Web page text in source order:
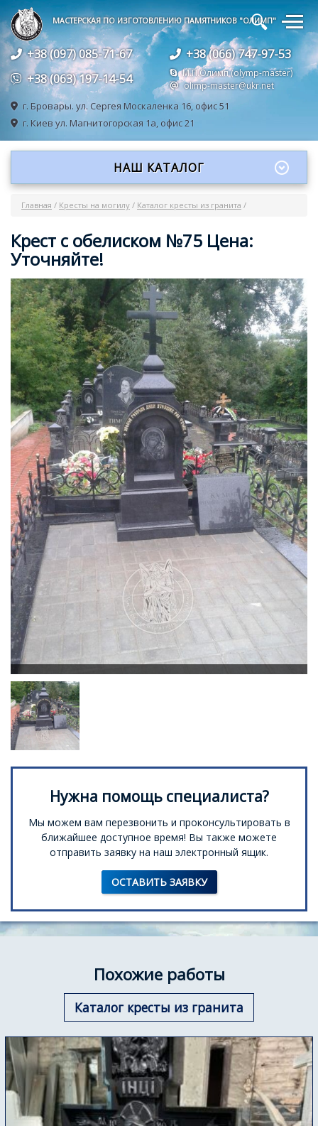
🔍
МАСТЕРСКАЯ ПО ИЗГОТОВЛЕНИЮ ПАМЯТНИКОВ "ОЛИМП"
+38 (097) 085-71-67
+38 (063) 197-14-54
+38 (066) 747-97-53
М.П.Олимп (olymp-master)
olimp-master@ukr.net
г. Бровары. ул. Сергея Москаленка 16, офис 51
г. Киев ул. Магнитогорская 1а, офис 21
Главная / Кресты на могилу / Каталог кресты из гранита /
Крест с обелиском №75 Цена:
Уточняйте!
Нужна помощь специалиста?
Мы можем вам перезвонить и проконсультировать в
ближайшее доступное время! Вы также можете
отправить заявку на наш электронный ящик.
ОСТАВИТЬ ЗАЯВКУ
НАШ КАТАЛОГ
Похожие работы
Каталог кресты из гранита